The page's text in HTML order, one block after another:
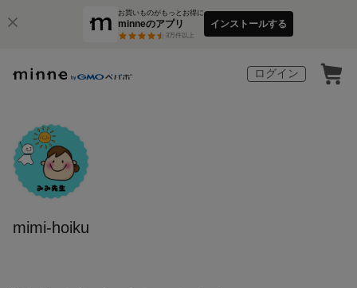
お買いものがもっとお得に
minneのアプリ
3万件以上
インストールする
ログイン
mimi-hoiku